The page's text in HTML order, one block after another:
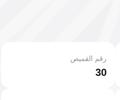
30
رقم القميص